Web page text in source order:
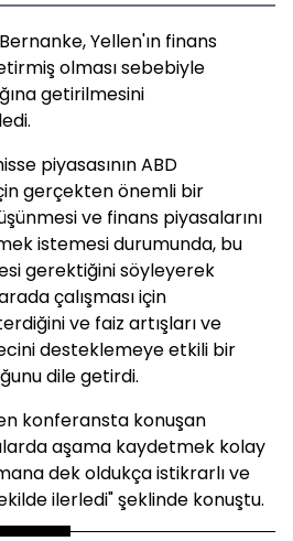
Yellen'ın finans
olması sebebiyle
getirilmesini
piyasasının ABD
gerçekten önemli bir
ve finans piyasalarını
istemesi durumunda, bu
gerektiğini söyleyerek
çalışması için
ve faiz artışları ve
desteklemeye etkili bir
dile getirdi.
konferansta konuşan
aşama kaydetmek kolay
dek oldukça istikrarlı ve
ilerledi" şeklinde konuştu.